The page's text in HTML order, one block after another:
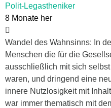
Polit-Legastheniker
8 Monate her
Wandel des Wahnsinns: In
Menschen die für die
ausschließlich mit sich
waren, und dringend eine
innere Nutzlosigkeit mit
war immer thematisch mit